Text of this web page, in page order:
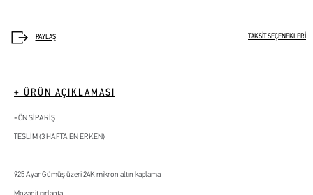
TAKSİT SEÇENEKLERİ
+ ÜRÜN AÇIKLAMASI
ÖN SİPARİŞ
TESLİM (3 HAFTA EN ERKEN)
925 Ayar Gümüş üzeri 24K mikron altın kaplama